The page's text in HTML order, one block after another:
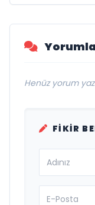
Henüz yorum
FIKIR